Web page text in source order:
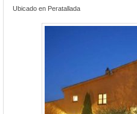
Ubicado en Peratallada